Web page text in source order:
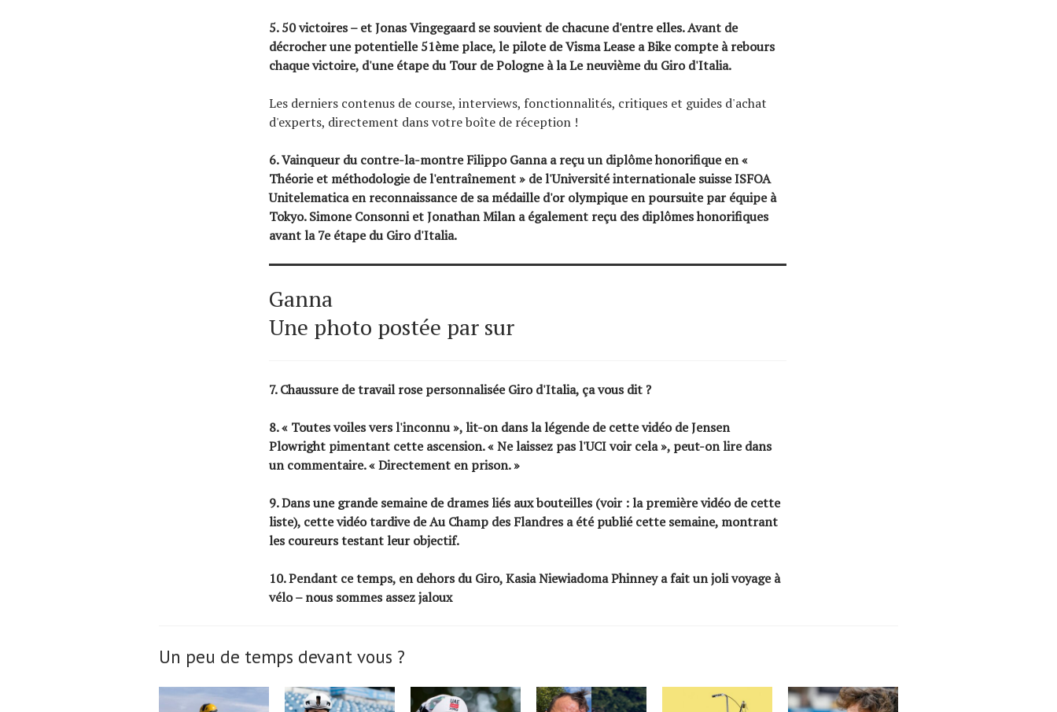
5. 50 victoires – et Jonas Vingegaard se souvient de chacune d'entre elles. Avant de
décrocher une potentielle 51ème place, le pilote de Visma Lease a Bike compte à rebours
chaque victoire, d'une étape du Tour de Pologne à laLe neuvième du Giro d'Italia.
Les derniers contenus de course, interviews, fonctionnalités, critiques et guides d'achat
d'experts, directement dans votre boîte de réception !
6. Vainqueur du contre-la-montreFilippo Gannaa reçu un diplôme honorifique en «
Théorie et méthodologie de l'entraînement » de l'Université internationale suisse ISFOA
Unitelematica en reconnaissance de sa médaille d'or olympique en poursuite par équipe à
Tokyo. Simone Consonni etJonathan Milana également reçu des diplômes honorifiques
avant la 7e étape du Giro d'Italia.
Ganna
Une photo postée par sur
7. Chaussure de travail rose personnalisée Giro d'Italia, ça vous dit ?
8. « Toutes voiles vers l'inconnu », lit-on dans la légende de cette vidéo de Jensen
Plowright pimentant cette ascension. « Ne laissez pas l'UCI voir cela », peut-on lire dans
un commentaire. « Directement en prison. »
9. Dans une grande semaine de drames liés aux bouteilles (voir : la première vidéo de cette
liste), cette vidéo tardive deAu Champ des Flandresa été publié cette semaine, montrant
les coureurs testant leur objectif.
10. Pendant ce temps, en dehors du Giro, Kasia Niewiadoma Phinney a fait un joli voyage à
vélo – nous sommes assez jaloux
Un peu de temps devant vous ?